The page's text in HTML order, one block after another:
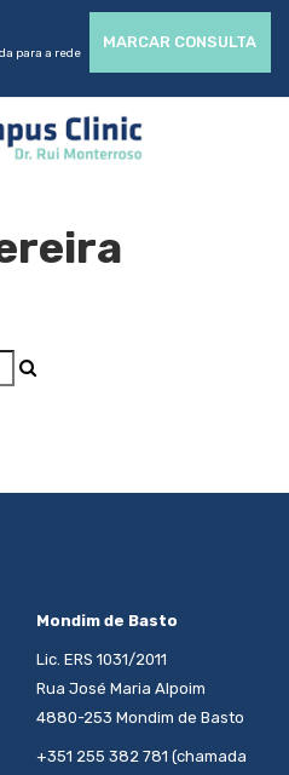
para a rede
MARCAR CONSULTA
Mondim de Basto
Lic. ERS 1031/2011
Rua José Maria Alpoim
4880-253 Mondim de Basto
+351 255 382 781 (chamada